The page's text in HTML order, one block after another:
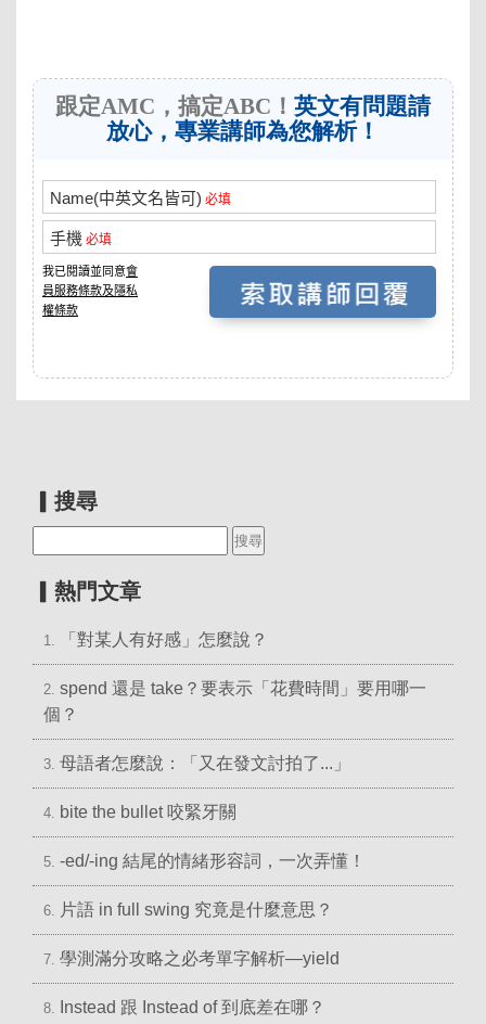
跟定AMC，搞定ABC！ 英文有問題請
放心，專業講師為您解析！
▎搜尋
▎熱門文章
1. 「對某人有好感」怎麼說？
2. spend 還是 take？要表示「花費時間」要用哪一
個？
3. 母語者怎麼說：「又在發文討拍了...」
4. bite the bullet 咬緊牙關
5. -ed/-ing 結尾的情緒形容詞，一次弄懂！
6. 片語 in full swing 究竟是什麼意思？
7. 學測滿分攻略之必考單字解析—yield
8. Instead 跟 Instead of 到底差在哪？